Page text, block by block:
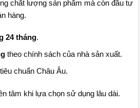
chất lượng sản phẩm mà còn đầu tư
hàng.
24 tháng.
theo chính sách của nhà sản xuất.
chuẩn Châu Âu.
tâm khi lựa chọn sử dụng lâu dài.